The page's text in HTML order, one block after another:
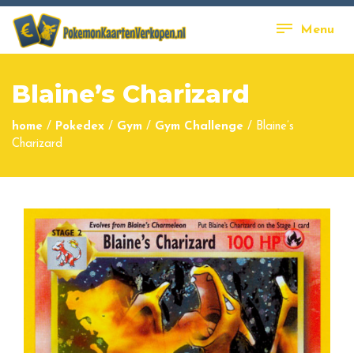
Menu
Blaine’s Charizard
home / Pokedex / Gym / Gym Challenge / Blaine’s
Charizard